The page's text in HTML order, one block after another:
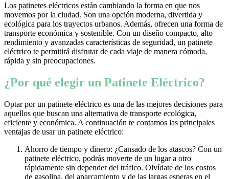
Los patinetes eléctricos están cambiando la forma en que nos
movemos por la ciudad. Son una opción moderna, divertida y
ecológica para los trayectos urbanos. Además, ofrecen una forma de
transporte económica y sostenible. Con un diseño compacto, alto
rendimiento y avanzadas características de seguridad, un patinete
eléctrico te permitirá disfrutar de cada viaje de manera cómoda,
rápida y sin preocupaciones.
¿Por qué elegir un Patinete Eléctrico?
Optar por un patinete eléctrico es una de las mejores decisiones para
aquellos que buscan una alternativa de transporte ecológica,
eficiente y económica. A continuación te contamos las principales
ventajas de usar un patinete eléctrico:
Ahorro de tiempo y dinero: ¿Cansado de los atascos? Con un
patinete eléctrico, podrás moverte de un lugar a otro
rápidamente sin depender del tráfico. Olvídate de los costos
de gasolina, del aparcamiento y de las largas esperas en el